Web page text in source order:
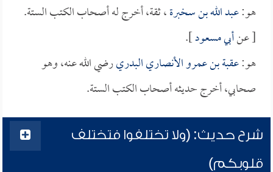
هو:عبد الله بن سخبرة، ثقة، أخرج له أصحاب الكتب الستة.
[ عنأبي مسعود].
هو:عقبة بن عمرو الأنصاري البدريرضي الله عنه، وهو
صحابي، أخرج حديثه أصحاب الكتب الستة.
شرح حديث: (ولا تختلفوا فتختلف
قلوبكم)